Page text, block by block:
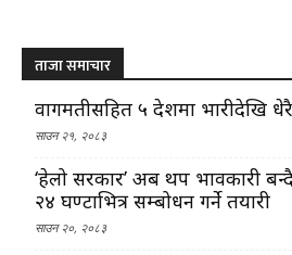
ताजा समाचार
वागमतीसहित ५ प्रदेशमा भारीदेखि
साउन २१, २०८३
‘हेलो सरकार’ अब थप प्रभावकारी
२४ घण्टाभित्र सम्बोधन गर्ने तयारी
साउन २०, २०८३